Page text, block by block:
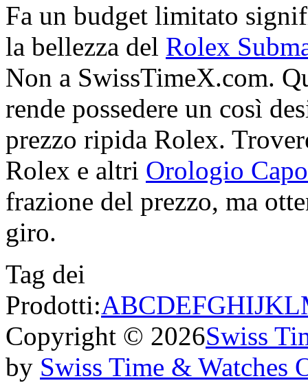
Fa un budget limitato
la bellezza del Rolex
Non a SwissTimeX.com.
rende possedere un così
prezzo ripida Rolex.
Rolex e altri Orologio
frazione del prezzo, ma
giro.
Tag dei
Prodotti:ABCDEFGHIJKL
Copyright © 2026Swiss
by Swiss Time & Watches